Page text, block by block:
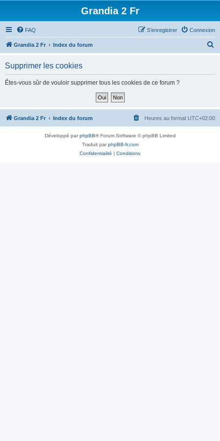
Grandia 2 Fr
FAQ Connexion
S’enregistrer
Grandia 2 Fr Index du forum
h
Supprimer les cookies
Êtes-vous sûr de vouloir supprimer tous les cookies de ce forum ?
Grandia 2 Fr Index du forum Heures au format UTC+02:00
Développé parphpBB® Forum Software © phpBB Limited
Traduit parphpBB-fr.com
Confidentialité | Conditions